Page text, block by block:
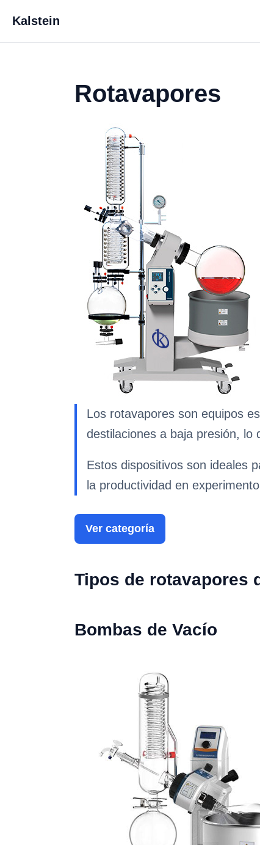
Kalstein
Rotavapores
Los rotavapores son equipos
destilaciones a baja presión, lo
Estos dispositivos son ideales
la productividad en
Ver categoría
Tipos de rotavapores
Bombas de Vacío